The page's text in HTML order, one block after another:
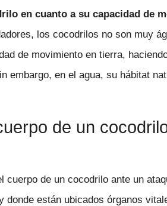
en cuanto a su capacidad de
los cocodrilos no son muy
de movimiento en tierra,
embargo, en el agua, su hábitat
de un
cuerpo de un cocodrilo ante un
donde están ubicados órganos